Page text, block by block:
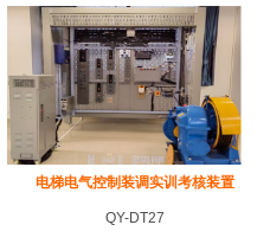
电梯电气控制装调实训考核装置
QY-DT27